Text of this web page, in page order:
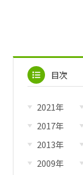
目次
2021年
2017年
2013年
2009年